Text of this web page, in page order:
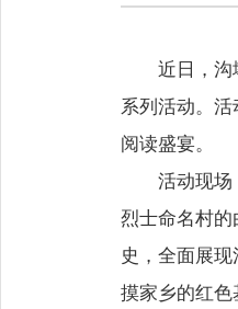
近日，沟
系列活动。
阅读盛宴。
活动现场
烈士命名村
史，全面展
摸家乡的红